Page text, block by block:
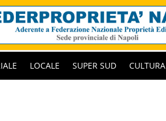
LOCALE SUPER SUD CULTURA